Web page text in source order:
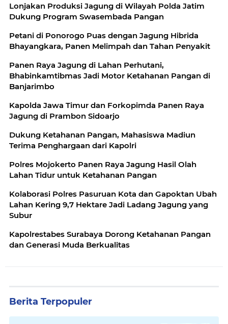
Lonjakan Produksi Jagung di Wilayah Polda Jatim
Dukung Program Swasembada Pangan
Petani di Ponorogo Puas dengan Jagung Hibrida
Bhayangkara, Panen Melimpah dan Tahan Penyakit
Panen Raya Jagung di Lahan Perhutani,
Bhabinkamtibmas Jadi Motor Ketahanan Pangan di
Banjarimbo
Kapolda Jawa Timur dan Forkopimda Panen Raya
Jagung di Prambon Sidoarjo
Dukung Ketahanan Pangan, Mahasiswa Madiun
Terima Penghargaan dari Kapolri
Polres Mojokerto Panen Raya Jagung Hasil Olah
Lahan Tidur untuk Ketahanan Pangan
Kolaborasi Polres Pasuruan Kota dan Gapoktan Ubah
Lahan Kering 9,7 Hektare Jadi Ladang Jagung yang
Subur
Kapolrestabes Surabaya Dorong Ketahanan Pangan
dan Generasi Muda Berkualitas
Berita Terpopuler